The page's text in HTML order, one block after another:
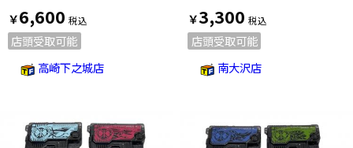
￥6,600
店頭受取可能
高崎下之城店
￥3,300
店頭受取可能
南大沢店